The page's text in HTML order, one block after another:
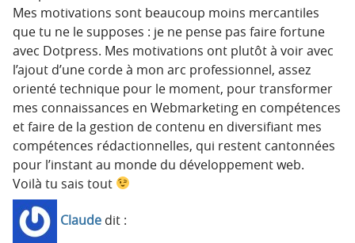
Mes motivations sont beaucoup moins mercantiles
que tu ne le supposes : je ne pense pas faire fortune
avec Dotpress. Mes motivations ont plutôt à voir avec
l’ajout d’une corde à mon arc professionnel, assez
orienté technique pour le moment, pour transformer
mes connaissances en Webmarketing en compétences
et faire de la gestion de contenu en diversifiant mes
compétences rédactionnelles, qui restent cantonnées
pour l’instant au monde du développement web.
Voilà tu sais tout
Claude dit :